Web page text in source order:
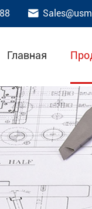

Главная